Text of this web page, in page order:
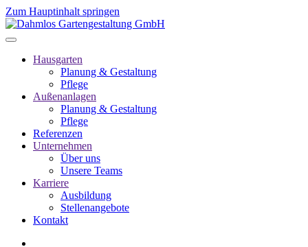
Zum Hauptinhalt springen
Hausgarten
Planung & Gestaltung
Pflege
Außenanlagen
Planung & Gestaltung
Pflege
Referenzen
Unternehmen
Über uns
Unsere Teams
Karriere
Ausbildung
Stellenangebote
Kontakt